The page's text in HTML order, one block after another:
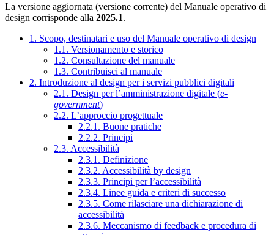
La versione aggiornata (versione corrente) del Manuale operativo di
design corrisponde alla 2025.1.
1. Scopo, destinatari e uso del Manuale operativo di design
1.1. Versionamento e storico
1.2. Consultazione del manuale
1.3. Contribuisci al manuale
2. Introduzione al design per i servizi pubblici digitali
2.1. Design per l’amministrazione digitale (e-
government)
2.2. L’approccio progettuale
2.2.1. Buone pratiche
2.2.2. Principi
2.3. Accessibilità
2.3.1. Definizione
2.3.2. Accessibilità by design
2.3.3. Principi per l’accessibilità
2.3.4. Linee guida e criteri di successo
2.3.5. Come rilasciare una dichiarazione di
accessibilità
2.3.6. Meccanismo di feedback e procedura di